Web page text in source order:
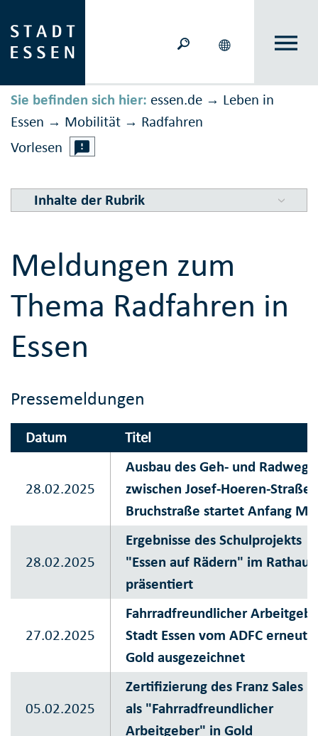
Sie befinden sich hier: essen.de → Leben in
Essen → Mobilität → Rad­fahren
Vorlesen
Inhalte der Rubrik
Meldungen zum
Thema Radfahren in
Essen
Pressemeldungen
Datum Titel
28.02.2025
Ausbau des Geh- und Radwegs
zwischen Josef-Hoeren-Straße
Bruchstraße startet Anfang
28.02.2025
Ergebnisse des Schulprojekts
"Essen auf Rädern" im Rathaus
präsentiert
27.02.2025
Fahrradfreundlicher
Stadt Essen vom ADFC erneut
Gold ausgezeichnet
05.02.2025
Zertifizierung des Franz Sales
als "Fahrradfreundlicher
Arbeitgeber" in Gold